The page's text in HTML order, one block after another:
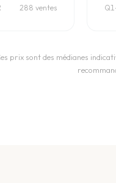
288 ventes
prix sont des médianes